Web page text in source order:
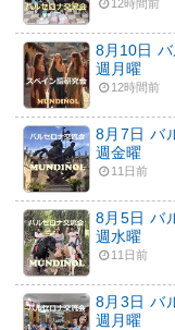
12時間前
8月10日
週月曜
12時間前
8月7日 バ
週金曜
11日前
8月5日 バ
週水曜
11日前
8月3日 バ
週月曜